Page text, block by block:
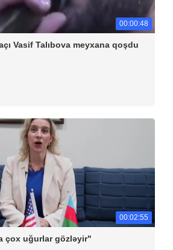
00:00:48
Vasif Talıbova meyxana qoşdu
00:02:55
çox uğurlar gözləyir"